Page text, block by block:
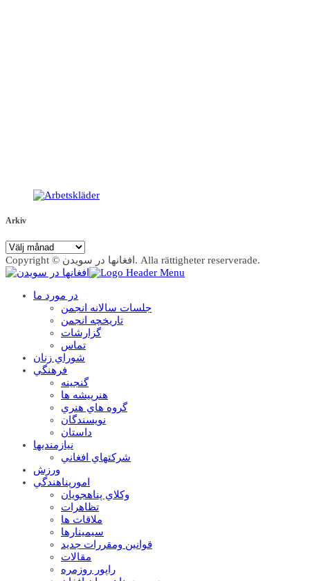
Arkiv
Arkiv
Copyright © افغانها در سویدن. Alla rättigheter reserverade.
در مورد ما
جلسات سالانه انجمن
تاریخچه انجمن
گزارشات
تماس
شوراي زنان
فرهنگي
گنجينه
هنرپيشه ها
گروه هاي هنري
نويسندگان
داستان
نيازمنديها
شرکتهاي افغاني
ورزش
امورپناهندگي
وکلاي پناهجويان
تظاهرات
ملاقات ها
سيمينارها
قوانين ومقررات جديد
مقالات
راپور روزمره